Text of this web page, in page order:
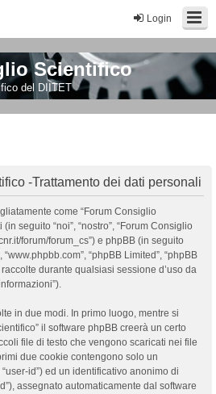
Login
Scientifico
del DIITET
-Trattamento dei dati personali
come “Forum Consiglio
seguito “noi”, “nostro”, “Forum Consiglio
forum/forum_cs”) e phpBB (in seguito
“www.phpbb.com”, “phpBB Limited”, “phpBB
durante qualsiasi sessione d’uso da
in due modi. In primo luogo, mentre si
il software phpBB creerà un certo
file di testo che vengono scaricati nei file
due cookie contengono solo un
id”) ed un identificativo anonimo di
assegnato automaticamente dal software